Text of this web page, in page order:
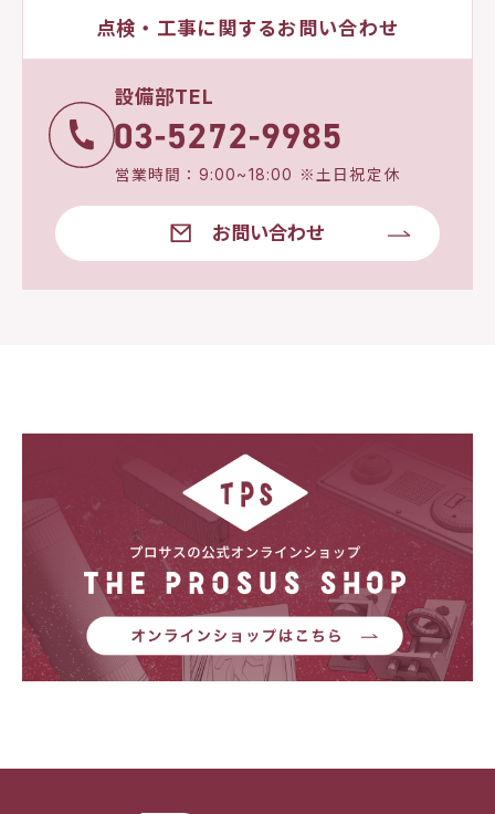
点検・工事に関するお問い合わせ
設備部TEL
営業時間：9:00~18:00 ※土日祝定休
お問い合わせ